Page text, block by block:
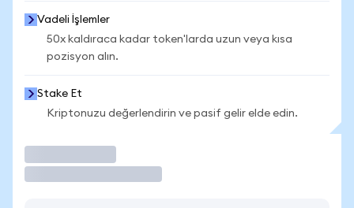
Vadeli İşlemler
50x kaldıraca kadar token'larda uzun veya kısa
pozisyon alın.
Stake Et
Kriptonuzu değerlendirin ve pasif gelir elde edin.